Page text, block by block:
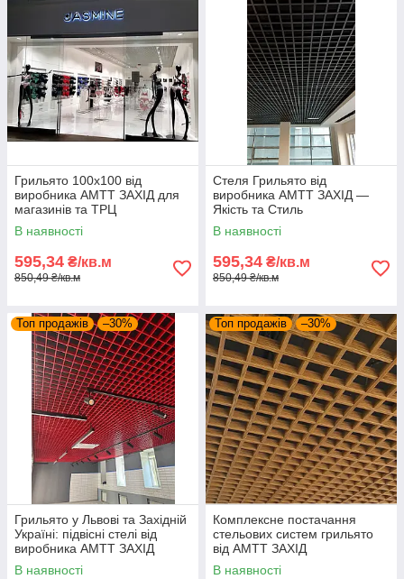
Грильято 100х100 від
виробника АМТТ ЗАХІД для
магазинів та ТРЦ
В наявності
595,34 ₴/кв.м
850,49 ₴/кв.м
Стеля Грильято від
виробника АМТТ ЗАХІД —
Якість та Стиль
В наявності
595,34 ₴/кв.м
850,49 ₴/кв.м
Топ продажів –30%
Грильято у Львові та Західній
Україні: підвісні стелі від
виробника АМТТ ЗАХІД
В наявності
Топ продажів –30%
Комплексне постачання
стельових систем грильято
від АМТТ ЗАХІД
В наявності